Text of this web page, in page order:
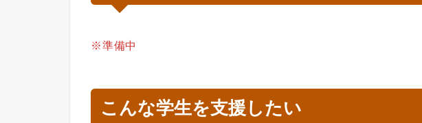
※準備中
こんな学生を支援したい